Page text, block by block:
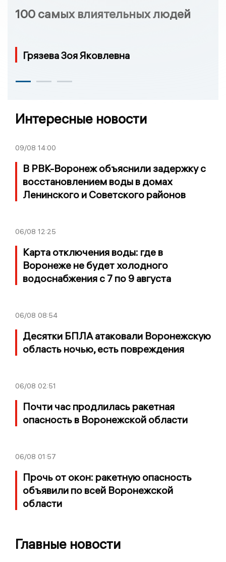
100 самых влиятельных людей
Грязева Зоя Яковлевна
Интересные новости
09/08 14:00
В РВК-Воронеж объяснили задержку с
восстановлением воды в домах
Ленинского и Советского районов
06/08 12:25
Карта отключения воды: где в
Воронеже не будет холодного
водоснабжения с 7 по 9 августа
06/08 08:54
Десятки БПЛА атаковали Воронежскую
область ночью, есть повреждения
06/08 02:51
Почти час продлилась ракетная
опасность в Воронежской области
06/08 01:57
Прочь от окон: ракетную опасность
объявили по всей Воронежской
области
Главные новости